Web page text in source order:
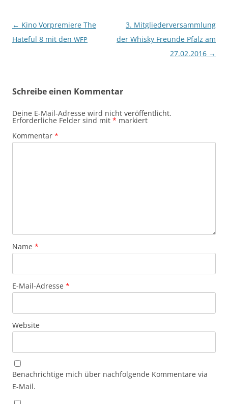
Beitragsnavigation
← Kino Vorpremiere The
Hateful 8 mit den WFP
3. Mitgliederversammlung
der Whisky Freunde Pfalz am
27.02.2016 →
Schreibe einen Kommentar
Deine E-Mail-Adresse wird nicht veröffentlicht.
Erforderliche Felder sind mit * markiert
Kommentar *
Name *
E-Mail-Adresse *
Website
Benachrichtige mich über nachfolgende Kommentare via
E-Mail.